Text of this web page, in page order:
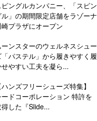
ピングルカンパニー、「スピン
ル」の期間限定店舗をラゾーナ
崎プラザにオープン
ーンスターのウェルネスシュー
「パステル」から履きやすく履
やすい工夫を凝ら...
ハンズフリーシューズ特集】
ードコーポレーション 特許を
した『Slide...